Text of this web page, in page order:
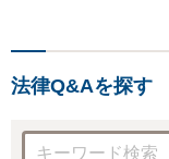
法律Q&Aを探す